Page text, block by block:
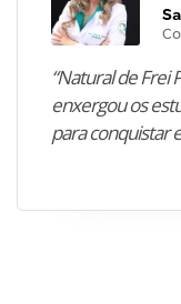
“Natural de Frei
enxergou os
para conquistar